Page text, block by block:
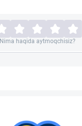
Nima haqida aytmoqchisiz?